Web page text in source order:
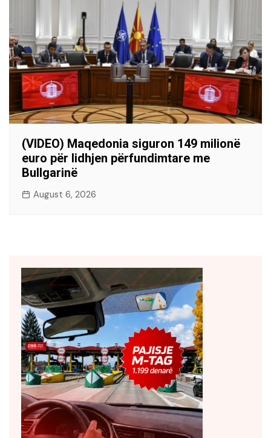
(VIDEO) Maqedonia siguron 149 milionë
euro për lidhjen përfundimtare me
Bullgarinë
August 6, 2026